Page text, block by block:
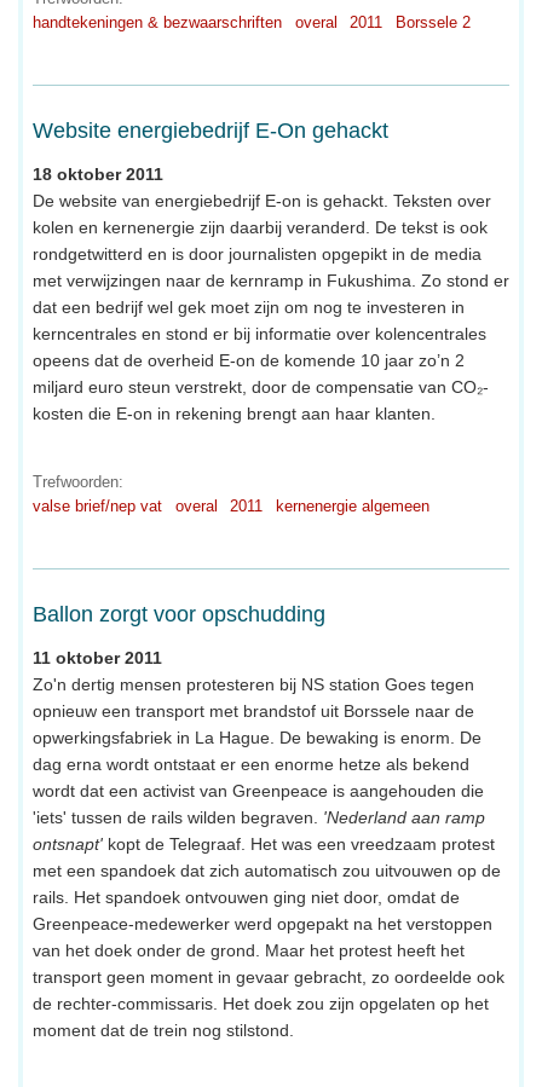
handtekeningen & bezwaarschriften
overal 2011 Borssele 2
Website energiebedrijf E-On gehackt
18 oktober 2011
De website van energiebedrijf E-on is gehackt. Teksten over
kolen en kernenergie zijn daarbij veranderd. De tekst is ook
rondgetwitterd en is door journalisten opgepikt in de media
met verwijzingen naar de kernramp in Fukushima. Zo stond er
dat een bedrijf wel gek moet zijn om nog te investeren in
kerncentrales en stond er bij informatie over kolencentrales
opeens dat de overheid E-on de komende 10 jaar zo’n 2
miljard euro steun verstrekt, door de compensatie van CO₂-
kosten die E-on in rekening brengt aan haar klanten.
Trefwoorden:
valse brief/nep vat
overal 2011 kernenergie algemeen
Ballon zorgt voor opschudding
11 oktober 2011
Zo'n dertig mensen protesteren bij NS station Goes tegen
opnieuw een transport met brandstof uit Borssele naar de
opwerkingsfabriek in La Hague. De bewaking is enorm. De
dag erna wordt ontstaat er een enorme hetze als bekend
wordt dat een activist van Greenpeace is aangehouden die
'iets' tussen de rails wilden begraven. 'Nederland aan ramp
ontsnapt' kopt de Telegraaf. Het was een vreedzaam protest
met een spandoek dat zich automatisch zou uitvouwen op de
rails. Het spandoek ontvouwen ging niet door, omdat de
Greenpeace-medewerker werd opgepakt na het verstoppen
van het doek onder de grond. Maar het protest heeft het
transport geen moment in gevaar gebracht, zo oordeelde ook
de rechter-commissaris. Het doek zou zijn opgelaten op het
moment dat de trein nog stilstond.